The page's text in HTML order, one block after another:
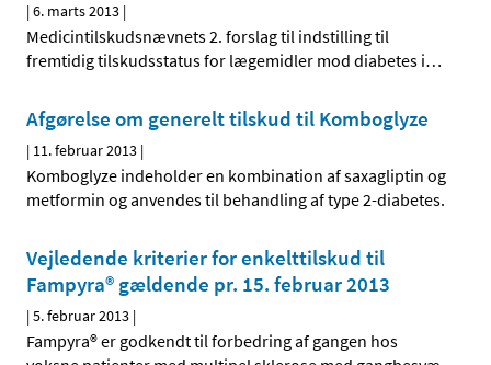
|6. marts 2013 |
Medicintilskudsnævnets 2. forslag til indstilling til
fremtidig tilskudsstatus for lægemidler mod diabetes i…
Afgørelse om generelt tilskud til Komboglyze
| 11. februar 2013 |
Komboglyze indeholder en kombination af saxagliptin og
metformin og anvendes til behandling af type 2-diabetes.
Vejledende kriterier for enkelttilskud til
Fampyra® gældende pr. 15. februar 2013
|5. februar 2013 |
Fampyra® er godkendt til forbedring af gangen hos